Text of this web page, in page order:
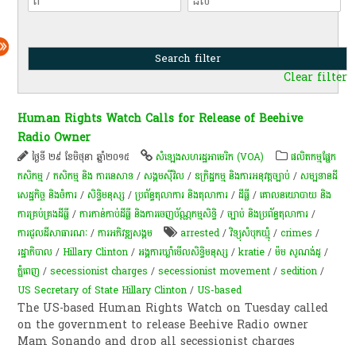
Clear filter
Human Rights Watch Calls for Release of Beehive
Radio Owner
ថ្ងៃទី ២៩ ខែមិថុនា ឆ្នាំ២០១៥ សំឡេង​សហរដ្ឋ​អាមេរិក (VOA)
​ផលិតកម្ម​ផ្នែក​
កសិកម្ម​ /កសិកម្ម​ និង​ ការ​នេ​សាទ​ /សង្គមស៊ីវិល /ឧក្រិដ្ឋកម្ម និងការអនុវត្តច្បាប់ /សម្បទានដី
សេដ្ឋកិច្ច និងចំការ /សិទ្ធិមនុស្ស /ប្រព័ន្ធតុលាការ និងតុលាការ /ដីធ្លី /គោលនយោបាយ និង​
ការគ្រប់គ្រង​ដីធ្លី /ការកាន់កាប់​ដីធ្លី និង​ការចេញ​ប័ណ្ណកម្មសិទ្ធិ​ /ច្បាប់ និងប្រព័ន្ធតុលាការ /
ការជួលដីសាធារណៈ /ការ​អភិវឌ្ឍ​សង្គម arrested /វិទ្យុសំបុកឃ្មុំ /crimes /
រដ្ឋាភិបាល /Hillary Clinton /អង្គការឃ្លាំមើលសិទ្ធិមនុស្ស /kratie /ម៉ម សូណង់ដូ /
ភ្នំពេញ /secessionist charges /secessionist movement /sedition /
US Secretary of State Hillary Clinton /US-based
The US-based Human Rights Watch on Tuesday called
on the government to release Beehive Radio owner